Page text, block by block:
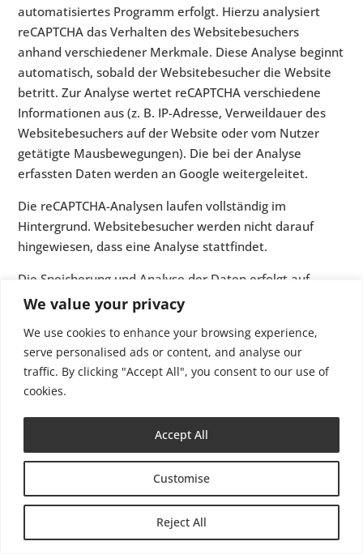
We value your privacy
We use cookies to enhance your browsing experience,
serve personalised ads or content, and analyse our
traffic. By clicking "Accept All", you consent to our use of
cookies.
Customise
Reject All
Accept All
automatisiertes Programm erfolgt. Hierzu analysiert
reCAPTCHA das Verhalten des Websitebesuchers
anhand verschiedener Merkmale. Diese Analyse beginnt
automatisch, sobald der Websitebesucher die Website
betritt. Zur Analyse wertet reCAPTCHA verschiedene
Informationen aus (z. B. IP-Adresse, Verweildauer des
Websitebesuchers auf der Website oder vom Nutzer
getätigte Mausbewegungen). Die bei der Analyse
erfassten Daten werden an Google weitergeleitet.
Die reCAPTCHA-Analysen laufen vollständig im
Hintergrund. Websitebesucher werden nicht darauf
hingewiesen, dass eine Analyse stattfindet.
Die Speicherung und Analyse der Daten erfolgt auf
Grundlage von Art. 6 Abs. 1 lit. f DSGVO. Der
seine Webangebote vor missbräuchlicher
automatisierter Ausspähung und vor SPAM zu schützen.
Sofern eine entsprechende Einwilligung abgefragt
wurde, erfolgt die Verarbeitung ausschließlich auf
Grundlage von Art. 6 Abs. 1 lit. a DSGVO und § 25 Abs. 1
TTDSG, soweit die Einwilligung die Speicherung von
Cookies oder den Zugriff auf Informationen im Endgerät
des Nutzers (z. B. Device-Fingerprinting) im Sinne des
TTDSG umfasst. Die Einwilligung ist jederzeit